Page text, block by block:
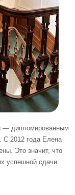
— дипломированным
С 2012 года Елена
Это значит, что
успешной сдачи.